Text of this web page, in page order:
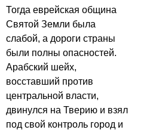
Тогда еврейская община
Святой Земли была
слабой, а дороги страны
были полны опасностей.
Арабский шейх,
восставший против
центральной власти,
двинулся на Тверию и взял
под свой контроль город и